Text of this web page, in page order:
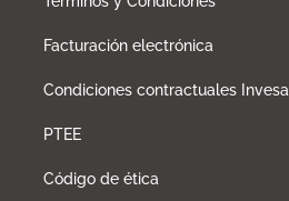
Facturación electrónica
Condiciones contractuales Invesa
PTEE
Código de ética